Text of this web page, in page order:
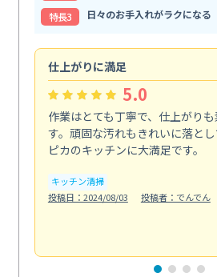
特⻑3
日々のお手入れがラクになる
仕上がりに満足
5.0
作業はとても丁寧で、仕上がり
す。頑固な汚れもきれいに落と
ピカのキッチンに大満足です。
キッチン清掃
投稿日：2024/08/03
投稿者：でんでん